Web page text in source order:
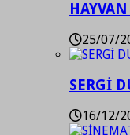
25/07/
SERGİ
16/12/